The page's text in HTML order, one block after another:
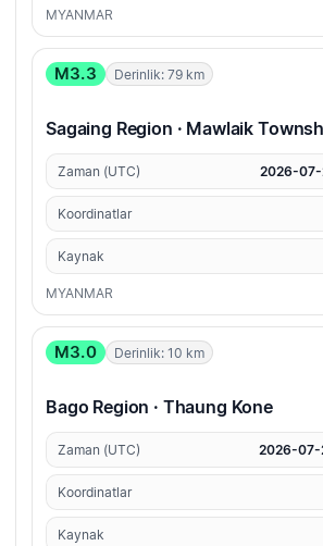
MYANMAR
M3.3 Derinlik: 79 km
Sagaing Region · Mawlaik
Zaman (UTC) 2026-07-
Koordinatlar
Kaynak
MYANMAR
M3.0 Derinlik: 10 km
Bago Region · Thaung Kone
Zaman (UTC) 2026-07-
Koordinatlar
Kaynak